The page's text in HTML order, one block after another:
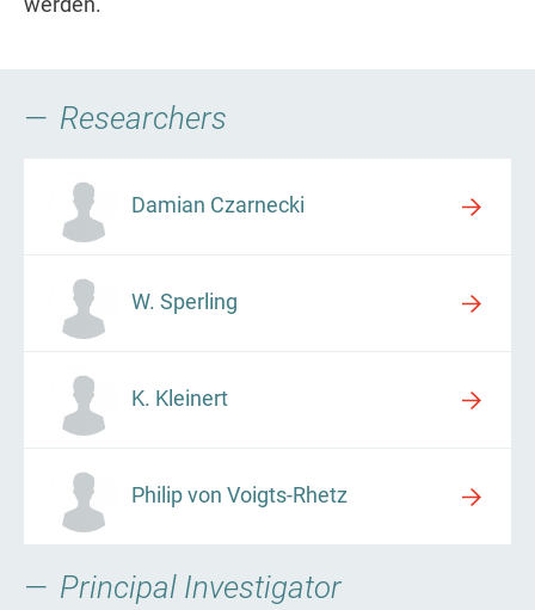
werden.
Researchers
Damian Czarnecki
W. Sperling
K. Kleinert
Philip von Voigts-Rhetz
Principal Investigator